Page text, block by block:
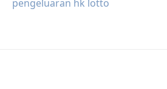
pengeluaran hk lotto